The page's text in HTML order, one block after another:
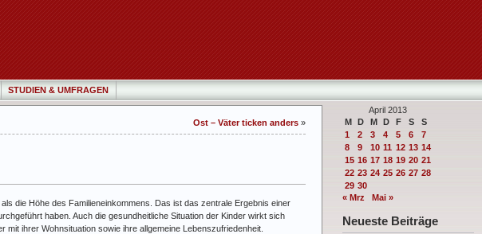
STUDIEN & UMFRAGEN
April 2013
M D M D F S
S
1
2 3 4 5 6
7
8
9 10 11 12 13 14
15 16 17 18 19 20 21
22 23 24 25 26 27 28
29 30
« Mrz
Mai »
Neueste Beiträge
Ost – Väter ticken anders »
die Höhe des Familieneinkommens. Das ist das zentrale Ergebnis einer
haben. Auch die gesundheitliche Situation der Kinder wirkt sich
ihrer Wohnsituation sowie ihre allgemeine Lebenszufriedenheit.